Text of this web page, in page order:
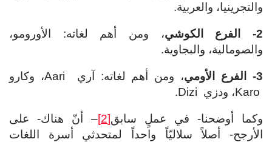
والتجرينيا، والعربية.
2- الفرع الكوشي
، ومن أهم لغاته: الأورومو،
والصومالية، والبجاوية.
3- الفرع الأومي
، ومن أهم لغاته: آري Aari، وكارو
وكما أوضحنا- في عملٍ سابق[2]
– أنّ هناك- على
الأرجح- أصلاً سلاليّاً واحداً لمتحدثي أسرة اللغات